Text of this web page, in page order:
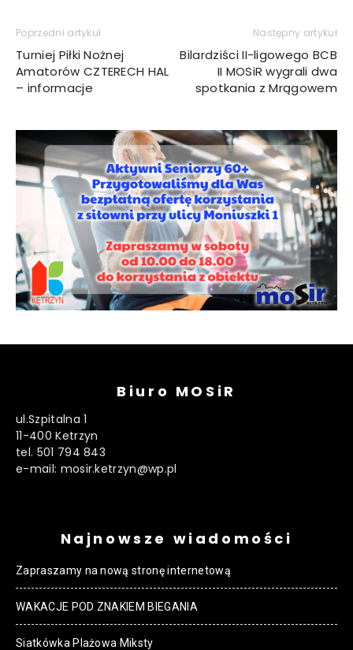
Poprzedni artykuł
Turniej Piłki Nożnej
Amatorów CZTERECH HAL
– informacje
Następny artykuł
Bilardziści II-ligowego BCB
II MOSiR wygrali dwa
spotkania z Mrągowem
Biuro MOSiR
ul.Szpitalna 1
11-400 Ketrzyn
tel. 501 794 843
e-mail: mosir.ketrzyn@wp.pl
Najnowsze wiadomości
Zapraszamy na nową stronę internetową
WAKACJE POD ZNAKIEM BIEGANIA
Siatkówka Plażowa Miksty